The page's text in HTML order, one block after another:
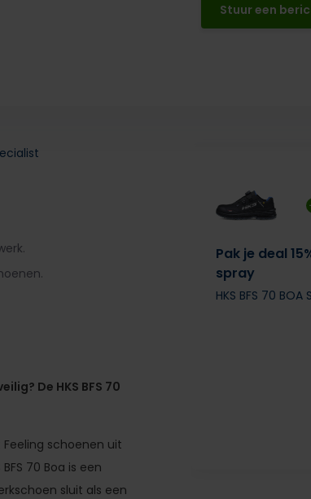
Stuur een
De HKS BFS 70
Feeling schoenen uit
70 Boa is een
sluit als een
Pak je deal
spray
HKS BFS 70